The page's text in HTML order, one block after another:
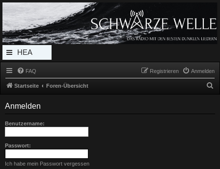
Radio Schwarze Welle Forum
Das Radio mit den Besten Dunklen Liedern
HEA
DERL
MEN
U
FAQ Anmelden
Registrieren
Startseite Foren-Übersicht
Anmelden
Benutzername:
Passwort:
Ich habe mein Passwort vergessen